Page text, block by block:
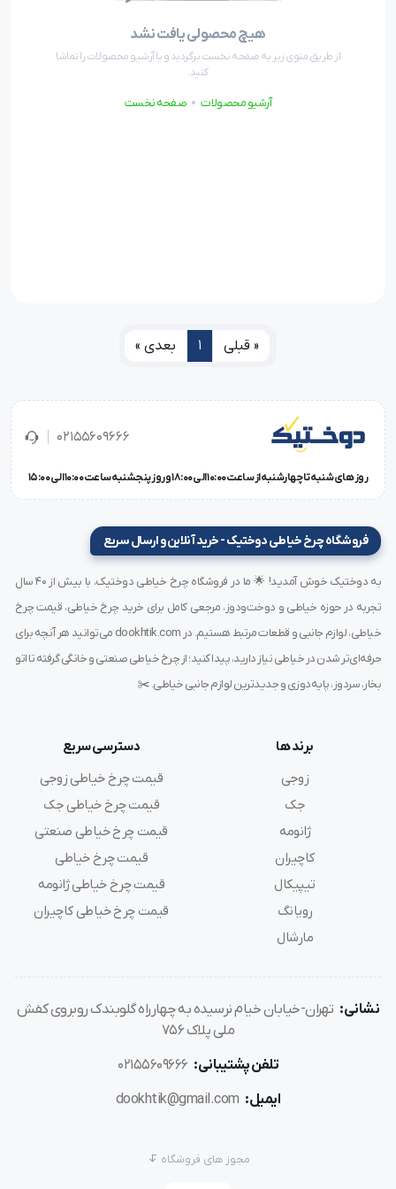
هیچ محصولی یافت نشد
از طریق منوی زیر به صفحه نخست برگردید و یا آرشیو محصولات را تماشا
کنید.
آرشیو محصولات صفحه نخست
« قبلی 1 بعدی »
02155609666
روز های شنبه تا چهارشنبه از ساعت 10:00 الی 18:00 و روز پنجشنبه ساعت 10:00 الی 15:00
فروشگاه چرخ خیاطی دوختیک - خرید آنلاین و ارسال سریع
به دوختیک خوش آمدید! 🌟 ما در فروشگاه چرخ خیاطی دوختیک، با بیش از ۴۰ سال
تجربه در حوزه خیاطی و دوخت‌ودوز، مرجعی کامل برای خرید چرخ خیاطی، قیمت چرخ
خیاطی، لوازم جانبی و قطعات مرتبط هستیم. در dookhtik.com می‌توانید هر آنچه برای
حرفه‌ای‌تر شدن در خیاطی نیاز دارید، پیدا کنید؛ از چرخ خیاطی صنعتی و خانگی گرفته تا اتو
بخار، سردوز، پایه‌دوزی و جدیدترین لوازم جانبی خیاطی. ✂️
برند ها
زوجی
جک
ژانومه
کاچیران
تیپیکال
رویانگ
مارشال
دسترسی سریع
قیمت چرخ خیاطی زوجی
قیمت چرخ خیاطی جک
قیمت چرخ خیاطی صنعتی
قیمت چرخ خیاطی
قیمت چرخ خیاطی ژانومه
قیمت چرخ خیاطی کاچیران
نشانی: تهران-خیابان خیام نرسیده به چهارراه گلوبندک روبروی کفش
ملی پلاک 756
تلفن پشتیبانی: 02155609666
ایمیل: dookhtik@gmail.com
مجوز های فروشگاه